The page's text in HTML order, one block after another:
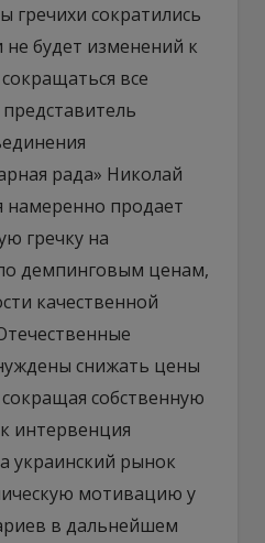
гречихи сократились
будет изменений к
все
рада» Николай
намеренно продает
гречку на
демпинговым ценам,
качественной
снижать цены
собственную
интервенция
украинский рынок
мотивацию у
в дальнейшем